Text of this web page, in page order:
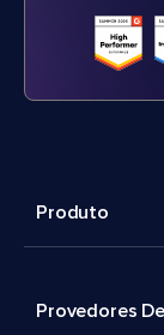
Produto
Provedores